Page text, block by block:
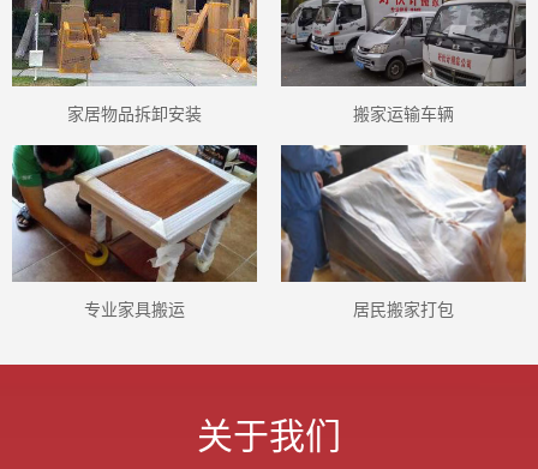
家居物品拆卸安装 搬家运输车辆
专业家具搬运 居民搬家打包
关于我们